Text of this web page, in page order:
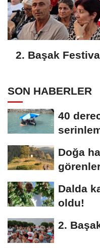
2. Başak
SON HABERLER
40
Doğa
Dalda
oldu!
2.